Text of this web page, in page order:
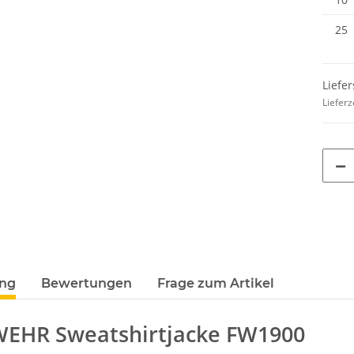
25
Bewertungen Frage zum Artikel
Sweatshirtjacke FW1900